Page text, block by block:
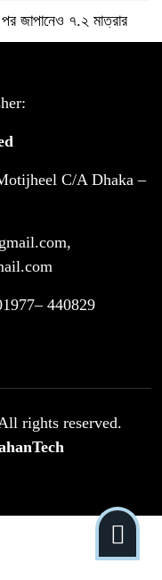
জাপানেও ৭.২ মাত্রার
ভিনির, ইতিহাস বলছে
বই বিক্রির অভিযোগ
বিরুদ্ধে
মালিকানা পরিবর্তনে কঠোর
বিরুদ্ধে সমানভাবে
কাঁঠাল পড়ে মালির মৃত্যু
C/A Dhaka –
440829
rights reserved.